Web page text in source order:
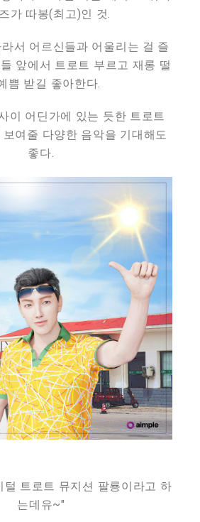
가 따봉(최고)인 것.
서 어르신들과 어울리는 걸 즐
앞에서 트로트 부르고 재롱 떨
쁨 받길 좋아한다.
이 어딘가에 있는 듯한 트로트
여줄 다양한 음악을 기대해도
좋다.
털 트로트 뮤지션 팔룡이라고 하
는데유~"